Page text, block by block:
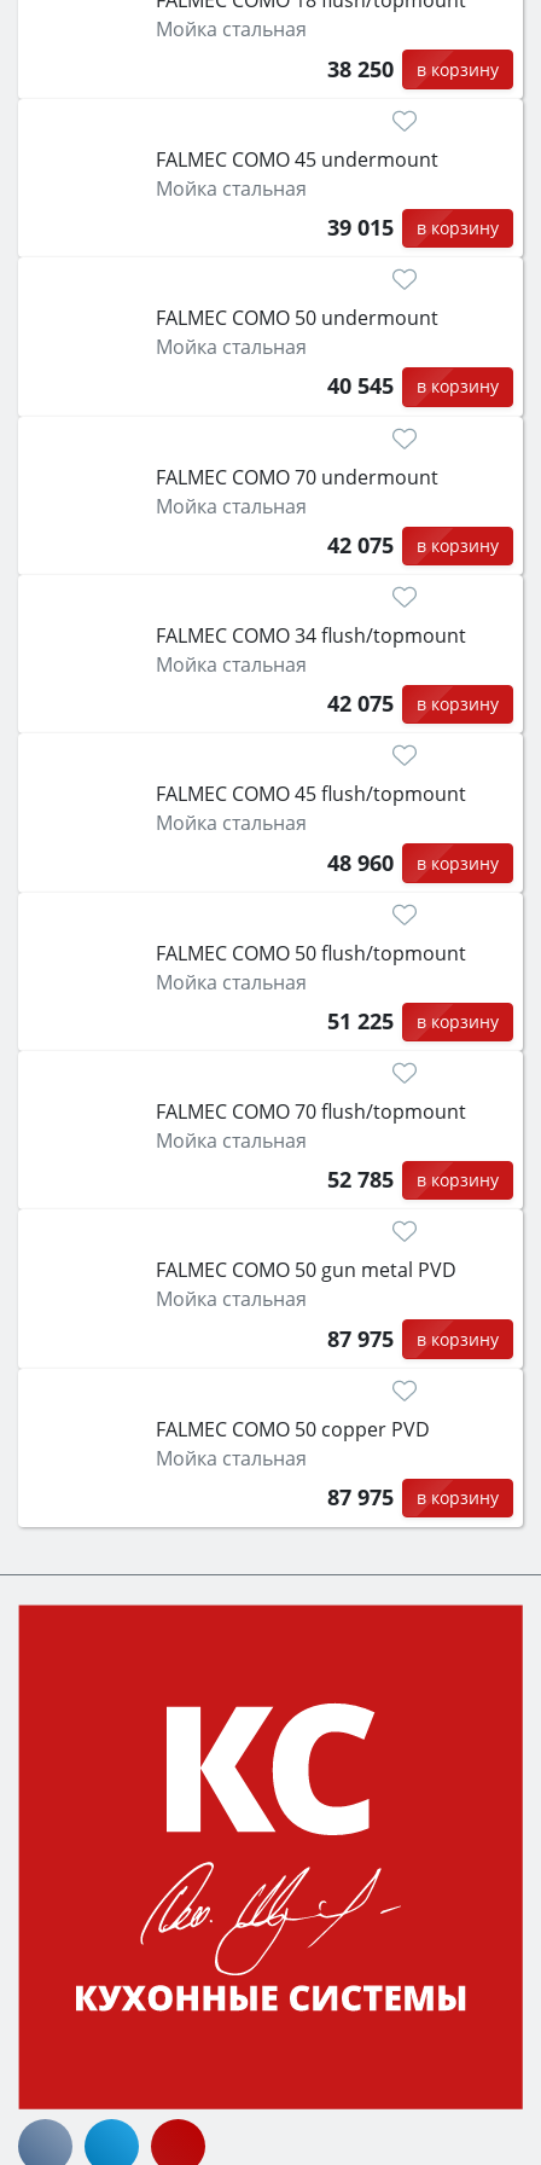
Мойка стальная
38 250 в корзину
FALMEC COMO 45 undermount
Мойка стальная
39 015 в корзину
FALMEC COMO 50 undermount
Мойка стальная
40 545 в корзину
FALMEC COMO 70 undermount
Мойка стальная
42 075 в корзину
FALMEC COMO 34 flush/topmount
Мойка стальная
42 075 в корзину
FALMEC COMO 45 flush/topmount
Мойка стальная
48 960 в корзину
FALMEC COMO 50 flush/topmount
Мойка стальная
51 225 в корзину
FALMEC COMO 70 flush/topmount
Мойка стальная
52 785 в корзину
FALMEC COMO 50 gun metal PVD
Мойка стальная
87 975 в корзину
FALMEC COMO 50 copper PVD
Мойка стальная
87 975 в корзину